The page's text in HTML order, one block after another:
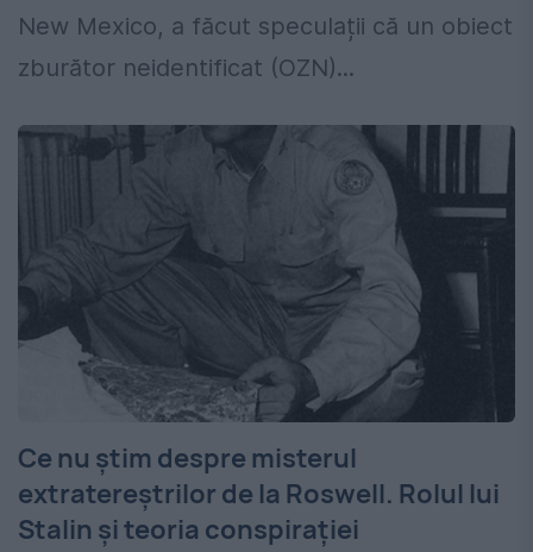
New Mexico, a făcut speculații că un obiect
zburător neidentificat (OZN)...
Ce nu ştim despre misterul
extratereştrilor de la Roswell. Rolul lui
Stalin și teoria conspirației